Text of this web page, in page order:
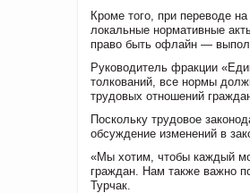
Кроме того, при переводе
локальные нормативные
право быть офлайн —
Руководитель фракции
толкований, все нормы
трудовых отношений
Поскольку трудовое
обсуждение изменений в
«Мы хотим, чтобы каждый
граждан. Нам также важно
Турчак.